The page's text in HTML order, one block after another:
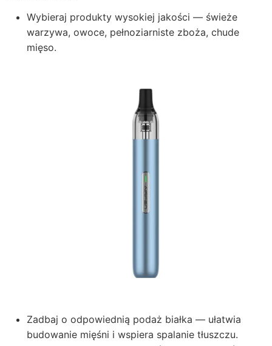
Wybieraj produkty wysokiej jakości — świeże
warzywa, owoce, pełnoziarniste zboża, chude
mięso.
Zadbaj o odpowiednią podaż białka — ułatwia
budowanie mięśni i wspiera spalanie tłuszczu.